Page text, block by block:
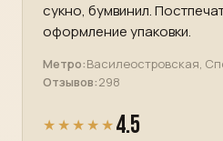
сукно, бумвинил.
оформление упаковки.
Метро:Василеостровская,
Отзывов:298
★★★★★ 4.5